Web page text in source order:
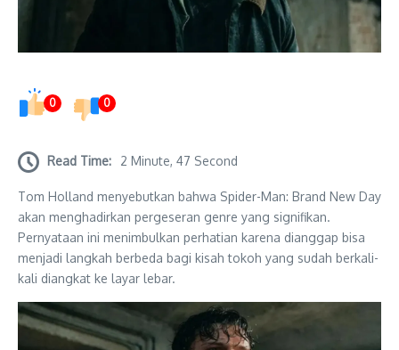
0 0
Read Time: 2 Minute, 47 Second
Tom Holland menyebutkan bahwa Spider-Man: Brand New Day
akan menghadirkan pergeseran genre yang signifikan.
Pernyataan ini menimbulkan perhatian karena dianggap bisa
menjadi langkah berbeda bagi kisah tokoh yang sudah berkali-
kali diangkat ke layar lebar.